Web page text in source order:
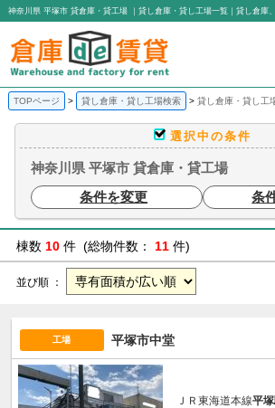
TOPページ 貸し倉庫・貸し工場検索 貸し倉庫・貸し工
選択中の条件
神奈川県 平塚市 貸倉庫・貸工場
条件を変更
条
棟数 10 件 (総物件数： 11 件)
並び順 ：
工場 平塚市中堂
ＪＲ東海道本線平